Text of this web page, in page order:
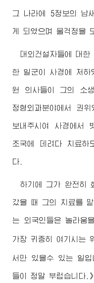
그 나라에 5정보의 남
게 되였으며 물걱정을
대외건설자들에 대한
한 일군이 사경에 처하
원 의사들이 그의 소
정형외과분야에서 권
보내주시여 사경에서
조국에 데려다 치료하
다.
하기에 그가 완전히
갔을 때 그의 치료를
는 외국인들은 놀라움
가장 귀중히 여기시는
서만 있을수 있는 일
들이 정말 부럽습니다.